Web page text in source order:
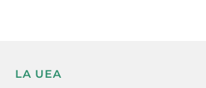
LA UEA